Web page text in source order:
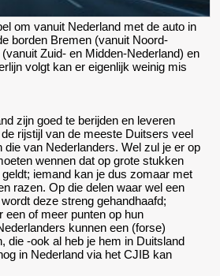
om vanuit Nederland met de auto in
borden Bremen (vanuit Noord-
Zuid- en Midden-Nederland) en
volgt kan er eigenlijk weinig mis
zijn goed te berijden en leveren
rijstijl van de meeste Duitsers veel
die van Nederlanders. Wel zul je er op
wennen dat op grote stukken
iemand kan je dus zomaar met
razen. Op die delen waar wel een
deze streng gehandhaafd;
een of meer punten op hun
kunnen een (forse)
die -ook al heb je hem in Duitsland
in Nederland via het CJIB kan